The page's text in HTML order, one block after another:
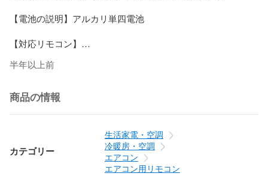
【電池の説明】アルカリ単四電池
【対応リモコン】
CS-221CF
CS-221CFR
CS-22MFA-W
半年以上前
商品の情報
カテゴリー
生活家電・空調
冷暖房・空調
エアコン
エアコン用リモコン